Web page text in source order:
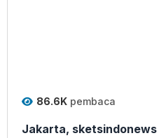
86.6K pembaca
Jakarta, sketsindonews